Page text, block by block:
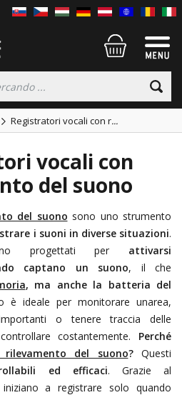
Registratori vocali con r...
vocali con
del suono
del suono sono uno strumento
i suoni in diverse situazioni.
progettati per attivarsi
captano un suono, il che
, ma anche la batteria del
è ideale per monitorare unarea,
o tenere traccia delle
costantemente. Perché
del suono? Questi
ed efficaci. Grazie al
a registrare solo quando